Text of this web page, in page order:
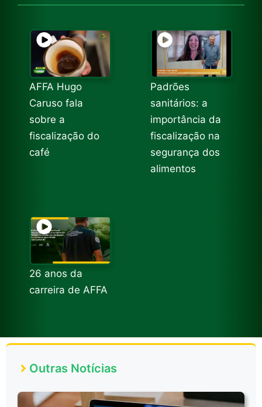
AFFA Hugo
Caruso fala
sobre a
fiscalização do
café
Padrões
sanitários: a
importância da
fiscalização na
segurança dos
alimentos
26 anos da
carreira de AFFA
Outras Notícias